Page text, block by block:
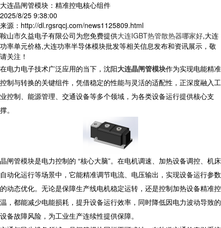
大连晶闸管模块：精准控电核心组件
2025/8/25 9:38:00
来源：http://dl.rgsrqcj.com/news1125809.html
鞍山市久益电子有限公司为您免费提供大连IGBT热管散热器哪家好,大连
功率单元价格,大连功率半导体模块批发等相关信息发布和资讯展示，敬
请关注！
在电力电子技术广泛应用的当下，沈阳大连晶闸管模块作为实现电能精准
控制与转换的关键组件，凭借稳定的性能与灵活的适配性，正深度融入工
业控制、能源管理、交通设备等多个领域，为各类设备运行提供核心支
撑。​
晶闸管模块是电力控制的 “核心大脑”。在电机调速、加热设备调控、机床
自动化运行等场景中，它能精准调节电流、电压输出，实现设备运行参数
的动态优化。无论是保障生产线电机稳定运转，还是控制加热设备精准控
温，都能减少电能损耗，提升设备运行效率，同时降低因电力波动导致的
设备故障风险，为工业生产连续性提供保障。